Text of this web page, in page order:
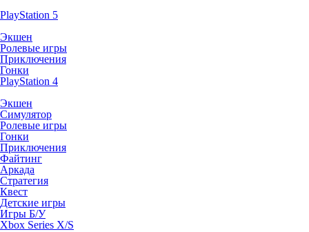
PlayStation 5
Экшен
Ролевые игры
Приключения
Гонки
PlayStation 4
Экшен
Симулятор
Ролевые игры
Гонки
Приключения
Файтинг
Аркада
Стратегия
Квест
Детские игры
Игры Б/У
Xbox Series X/S